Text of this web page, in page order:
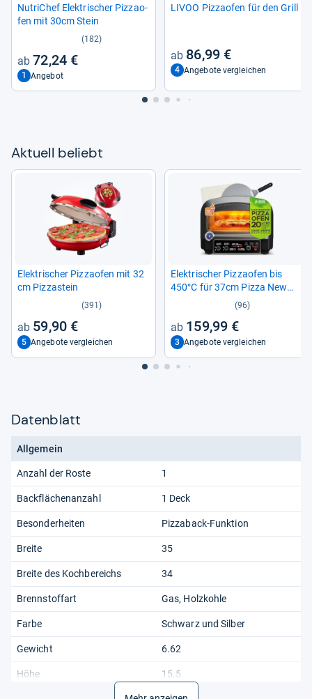
Nutri­Chef Elek­tri­scher Piz­zao­
fen mit 30cm Stein
(182)
72,24 €
1 Angebot
LIVOO Piz­zao­fen für den Grill
86,99 €
4 Angebote vergleichen
Aktu­ell beliebt
Elek­tri­scher Piz­zao­fen mit 32
cm Pizza­stein
(391)
59,90 €
5 Angebote vergleichen
Elek­tri­scher Piz­zao­fen bis
450°C für 37cm Pizza New
(96)
159,99 €
3 Angebote vergleichen
Datenblatt
Allgemein
Anzahl der Roste 1
Backflächenanzahl 1 Deck
Besonderheiten Pizzaback-Funktion
Breite 35
Breite des Kochbereichs 34
Brennstoffart Gas, Holzkohle
Farbe Schwarz und Silber
Gewicht 6.62
Höhe 15.5